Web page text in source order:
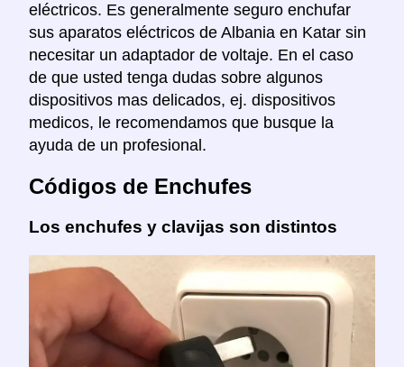
eléctricos. Es generalmente seguro enchufar
sus aparatos eléctricos de Albania en Katar sin
necesitar un adaptador de voltaje. En el caso
de que usted tenga dudas sobre algunos
dispositivos mas delicados, ej. dispositivos
medicos, le recomendamos que busque la
ayuda de un profesional.
Códigos de Enchufes
Los enchufes y clavijas son distintos